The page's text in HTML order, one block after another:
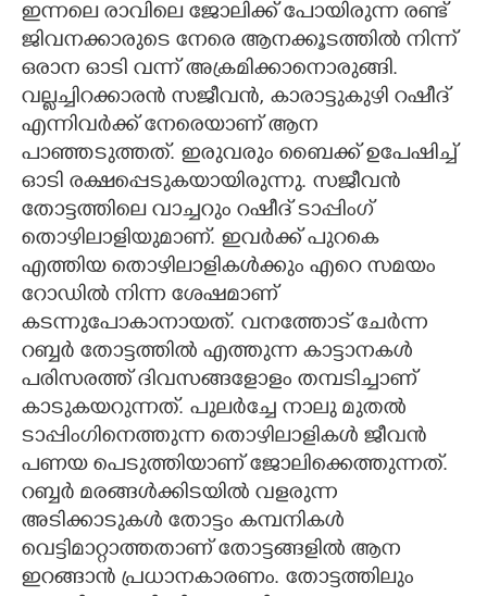
CONTACT US
ഇന്നലെ രാവിലെ ജോലിക്ക് പോയിരുന്ന രണ്ട്
ജിവനക്കാരുടെ നേരെ ആനക്കൂടത്തിൽ നിന്ന്
ഒരാന ഓടി വന്ന് അക്രമിക്കാനൊരുങ്ങി.
വല്ലച്ചിറക്കാരൻ സജീവൻ, കാരാട്ടുകുഴി റഷീദ്
എന്നിവർക്ക് നേരെയാണ് ആന
പാഞ്ഞടുത്തത്. ഇരുവരും ബൈക്ക് ഉപേഷിച്ച്
ഓടി രക്ഷപ്പെടുകയായിരുന്നു. സജീവൻ
തോട്ടത്തിലെ വാച്ചറും റഷീദ് ടാപ്പിംഗ്
തൊഴിലാളിയുമാണ്. ഇവർക്ക് പുറകെ
എത്തിയ തൊഴിലാളികൾക്കും എറെ സമയം
റോഡിൽ നിന്ന ശേഷമാണ്
കടന്നുപോകാനായത്. വനത്തോട് ചേർന്ന
റബ്ബർ തോട്ടത്തിൽ എത്തുന്ന കാട്ടാനകൾ
പരിസരത്ത് ദിവസങ്ങളോളം തമ്പടിച്ചാണ്
കാടുകയറുന്നത്. പുലർച്ചേ നാലു മുതൽ
ടാപ്പിംഗിനെത്തുന്ന തൊഴിലാളികൾ ജീവൻ
പണയ പെടുത്തിയാണ് ജോലിക്കെത്തുന്നത്.
റബ്ബർ മരങ്ങൾക്കിടയിൽ വളരുന്ന
അടിക്കാടുകൾ തോട്ടം കമ്പനികൾ
വെട്ടിമാറ്റാത്തതാണ് തോട്ടങ്ങളിൽ ആന
ഇറങ്ങാൻ പ്രധാനകാരണം. തോട്ടത്തിലും